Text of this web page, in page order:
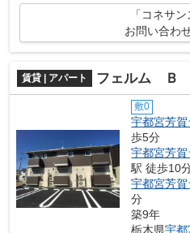
「コネサ
お問い合わ
賃貸 | アパート フェルム Ｂ
敷0
宇都宮芳
歩5分
宇都宮芳
駅 徒歩10
宇都宮芳
分
築9年
栃木県宇